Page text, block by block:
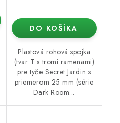
DO KOŠÍKA
Plastová rohová spojka
(tvar T s tromi ramenami)
pre tyče Secret Jardin s
priemerom 25 mm (série
Dark Room...